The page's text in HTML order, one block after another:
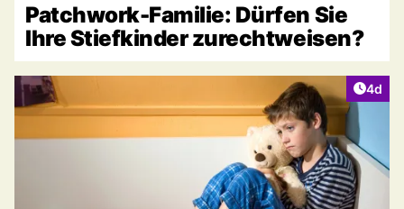
Patchwork-Familie: Dürfen Sie
Ihre Stiefkinder zurechtweisen?
4d